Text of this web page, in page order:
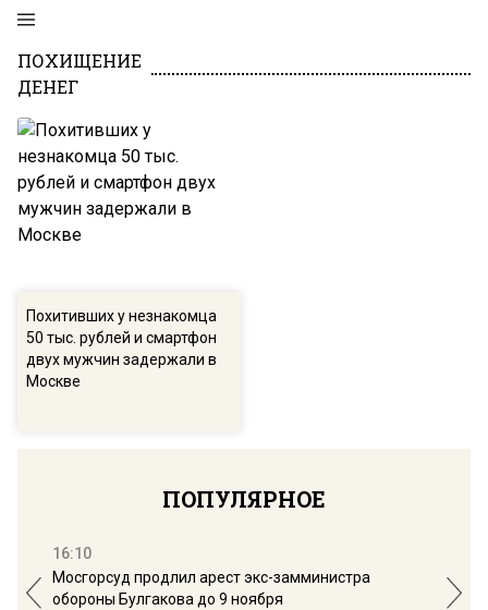
ПОХИЩЕНИЕ
ДЕНЕГ
Похитивших у незнакомца
50 тыс. рублей и смартфон
двух мужчин задержали в
Москве
ПОПУЛЯРНОЕ
16:10
Мосгорсуд продлил арест экс-замминистра
обороны Булгакова до 9 ноября